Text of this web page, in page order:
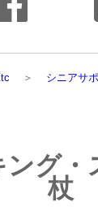
シニアサ
グ・
杖